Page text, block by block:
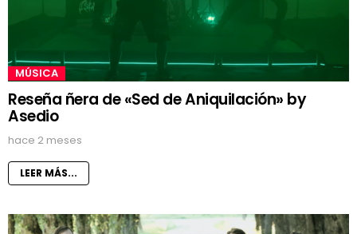
MÚSICA
Reseña ñera de «Sed de Aniquilación» by
Asedio
hace 2 meses
LEER MÁS...